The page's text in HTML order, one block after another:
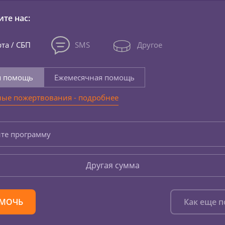
нас:
/ СБП SMS Другое
помощь
Ежемесячная помощь
пожертвования - подробнее
программу
Другая сумма
Как еще